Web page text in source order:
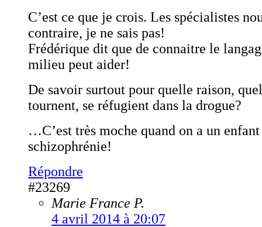
C’est ce que je crois. Les spécialistes
contraire, je ne sais pas!
Frédérique dit que de connaitre le
milieu peut aider!
De savoir surtout pour quelle raison,
tournent, se réfugient dans la drogue?
…C’est très moche quand on a un
schizophrénie!
Répondre
#23269
Marie France P.
4 avril 2014 à 20:07